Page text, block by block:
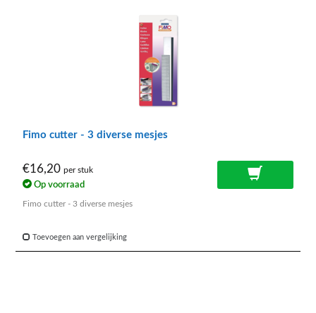
Fimo cutter - 3 diverse mesjes
€16,20 per stuk
Op voorraad
Fimo cutter - 3 diverse mesjes
Toevoegen aan vergelijking